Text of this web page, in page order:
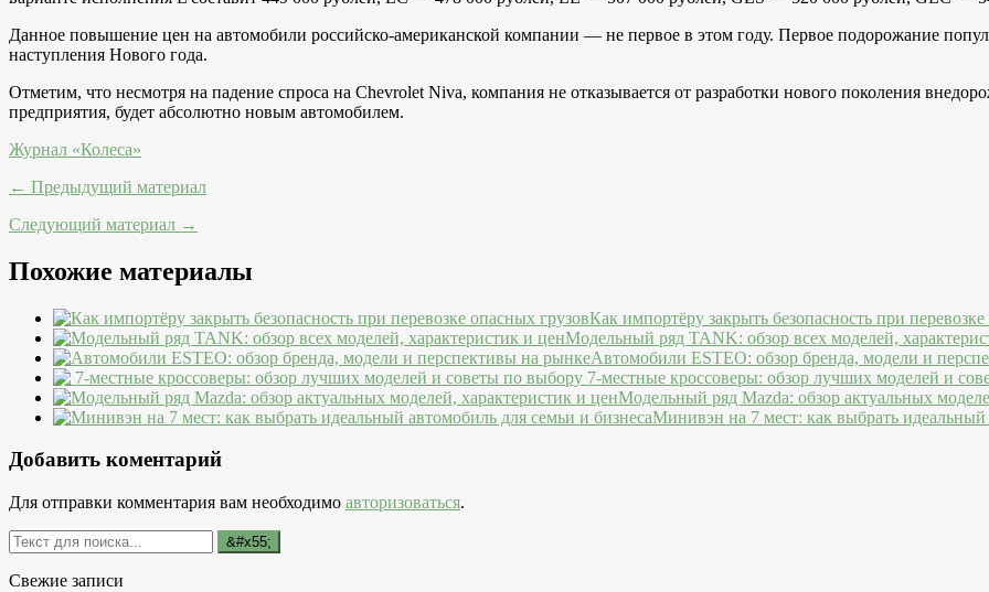
Данное повышение цен на автомобили российско-американской компании — не первое в этом году. Первое подорожание
наступления Нового года.
Отметим, что несмотря на падение спроса на Chevrolet Niva, компания не отказывается от разработки нового поколения
предприятия, будет абсолютно новым автомобилем.
Журнал «Колеса»
← Предыдущий материал
Следующий материал →
Похожие материалы
Как импортёру закрыть безопасность при
Модельный ряд TANK: обзор всех моделей,
Автомобили ESTEO: обзор бренда, модели и
7-местные кроссоверы: обзор лучших моделей и
Модельный ряд Mazda: обзор актуальных
Минивэн на 7 мест: как выбрать идеальный
Добавить коментарий
Для отправки комментария вам необходимо авторизоваться.
Свежие записи